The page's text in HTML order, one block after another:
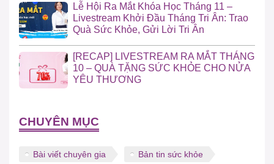
Lễ Hội Ra Mắt Khóa Học Tháng 11 –
Livestream Khởi Đầu Tháng Tri Ân: Trao
Quà Sức Khỏe, Gửi Lời Tri Ân
[RECAP] LIVESTREAM RA MẮT THÁNG
10 – QUÀ TẶNG SỨC KHỎE CHO NỬA
YÊU THƯƠNG
CHUYÊN MỤC
Bài viết chuyên gia Bản tin sức khỏe